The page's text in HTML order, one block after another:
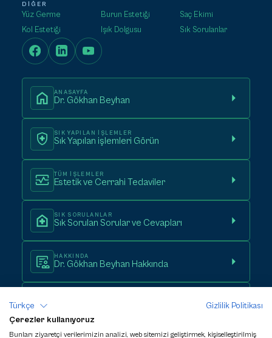
DIĞER
Yüz Germe Burun Estetiği
Saç Ekimi
Kol Estetiği
Işık Dolgusu Sık Sorulanlar
ANASAYFA
Dr. Gökhan Beyhan
SIK YAPILAN IŞLEMLER
Sık Yapılan işlemleri Görün
TÜM IŞLEMLER
Estetik ve Cerrahi Tedaviler
SIK SORULANLAR
Sık Sorulan Sorular ve Cevapları
HAKKINDA
Dr. Gökhan Beyhan Hakkında
Her cerrahi veya girişimsel işlemde
Türkçe
Gizlilik Politikası
Çerezler kullanıyoruz
Bunları ziyaretçi verilerimizin analizi, web sitemizi geliştirmek, kişiselleştirilmiş